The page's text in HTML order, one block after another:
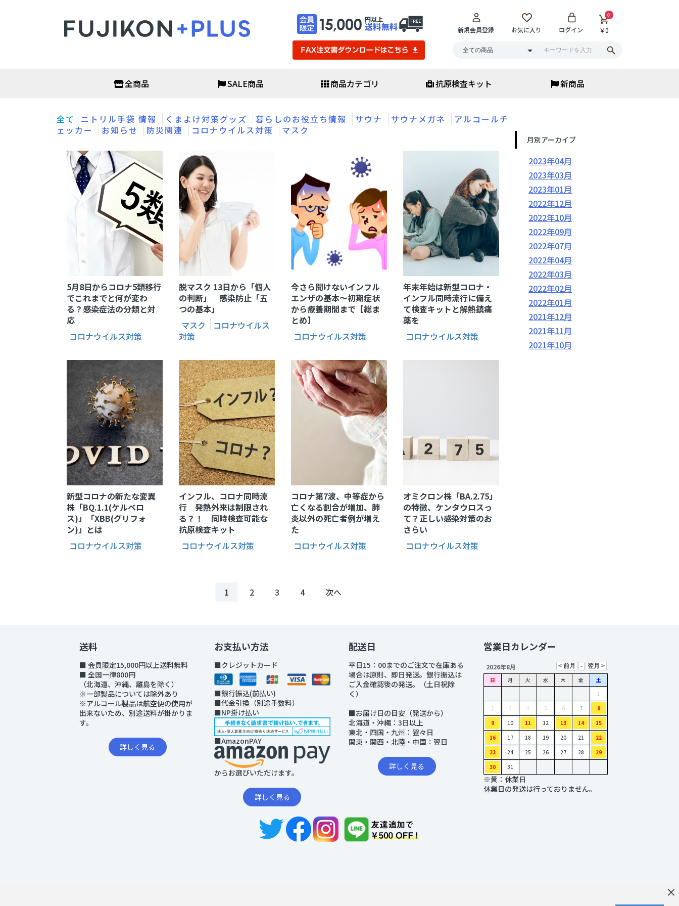
×
新規会員登録 お気に入り ログイン
0
￥0
全商品 SALE商品 商品カテゴリ
オフィス・店舗
非接触温度計
サーモグラフィーカメラ
二酸化炭素濃度測定器
パーテーション
オフィス家具
衛生・医療用品
抗原検査キット
PCR検査キット
アルコール
次亜塩素酸水
マスク
ディスポ・感染予防用品
フェイスシールド
保護メガネ・ゴーグル
ガウン・化学防護服
防災・防犯
避難セット
発電機・ライト
簡易医療具
避難生活用品
防犯用品・カメラ
アイウェア
花粉保湿メガネ
ブルーライトカット
老眼鏡・ルーペ
サングラス ▼
まとめ買い
空調・季節家電 ヘルスケア
血中酸素が管理できるウェルネス機器
パルスオキシーメーター
マスク・日用品
マスク ▼
サウナグッズ
寝具・ベッド
マットレス・敷布団
敷きパッド
枕
抗原検査キット 新商品
全て ニトリル手袋 情報 くまよけ対策グッズ 暮らしのお役立ち情報 サウナ サウナメガネ
アルコールチ
ェッカー
お知らせ 防災関連 コロナウイルス対策 マスク
5月8日からコロナ5類移行
でこれまでと何が変わ
る？感染症法の分類と対
応
コロナウイルス対策
脱マスク 13日から「個人
の判断」 感染防止「五
つの基本」
マスク
コロナウイルス
対策
今さら聞けないインフル
エンザの基本～初期症状
から療養期間まで【総ま
とめ】
コロナウイルス対策
年末年始は新型コロナ・
インフル同時流行に備え
て検査キットと解熱鎮痛
薬を
コロナウイルス対策
新型コロナの新たな変異
株「BQ.1.1(ケルベロ
ス)」「XBB(グリフォ
ン)」とは
コロナウイルス対策
インフル、コロナ同時流
行 発熱外来は制限され
る？！ 同時検査可能な
抗原検査キット
コロナウイルス対策
コロナ第7波、中等症から
亡くなる割合が増加、肺
炎以外の死亡者例が増え
た
コロナウイルス対策
オミクロン株「BA.2.75」
の特徴、ケンタウロスっ
て？正しい感染対策のお
さらい
コロナウイルス対策
1 2 3 4 次へ
月別アーカイブ
2023年04月
2023年03月
2023年01月
2022年12月
2022年10月
2022年09月
2022年07月
2022年04月
2022年03月
2022年02月
2022年01月
2021年12月
2021年11月
2021年10月
送料
■ 会員限定15,000円以上送料無料
■ 全国一律800円
（北海道、沖縄、離島を除く）
※一部製品については除外あり
※アルコール製品は航空便の使用が
出来ないため、別途送料が掛かりま
す。
詳しく見る
お支払い方法
■クレジットカード
■銀行振込(前払い)
■代金引換（別途手数料）
■NP掛け払い
■AmazonPAY
からお選びいただけます。
詳しく見る
配送日
平日15：00までのご注文で在庫ある
場合は原則、即日発送。銀行振込は
ご入金確認後の発送。（土日祝除
く）
■お届け日の目安（発送から）
北海道・沖縄：3日以上
東北・四国・九州：翌々日
関東・関西・北陸・中国：翌日
詳しく見る
営業日カレンダー
2026年8月
日 月 火 水 木 金
土
1
2
3 4 5 6 7
8
9
10 11 12 13 14
15
16
17 18 19 20 21
22
23
24 25 26 27 28
29
30
31
※黄：休業日
休業日の発送は行っておりません。